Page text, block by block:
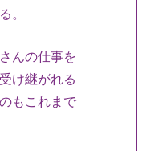
。
んの仕事を
け継がれる
もこれまで